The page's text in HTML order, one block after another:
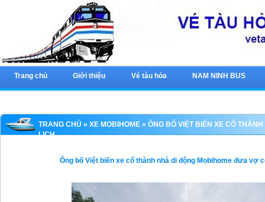
Trang chủ Giới thiệu Vé tàu hỏa NAM NINH BUS
TRANG CHỦ » XE MOBIHOME » ÔNG BỐ VIỆT BIẾN XE CỔ
LỊCH
Ông bố Việt biến xe cổ thành nhà di động Mobihome đưa vợ